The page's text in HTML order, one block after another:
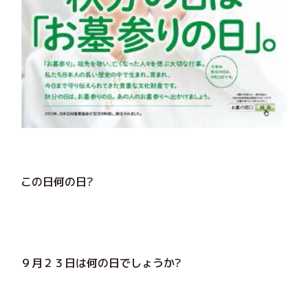
この日何の日?
９月２３日は何の日でしょうか?